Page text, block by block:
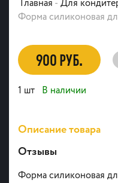
Главная - Для
Форма силиконовая
900 РУБ.
1 шт В наличии
Описание товара
Отзывы
Форма силиконовая